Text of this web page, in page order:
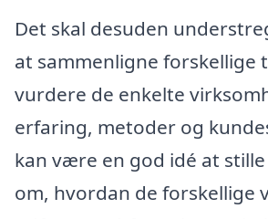
Det skal desuden
at sammenligne forskellige
vurdere de enkelte
erfaring, metoder og
kan være en god idé at
om, hvordan de forskellige